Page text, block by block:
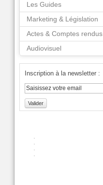
Les Guides
Marketing & Législation
Actes & Comptes rendus
Audiovisuel
Inscription à la newsletter :
Valider